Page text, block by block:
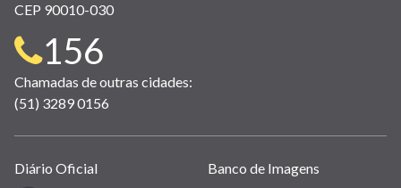
CEP 90010-030
Telefone
para
contato:
156
Chamadas de outras cidades:
(51) 3289 0156
Links
Diário Oficial Banco de Imagens